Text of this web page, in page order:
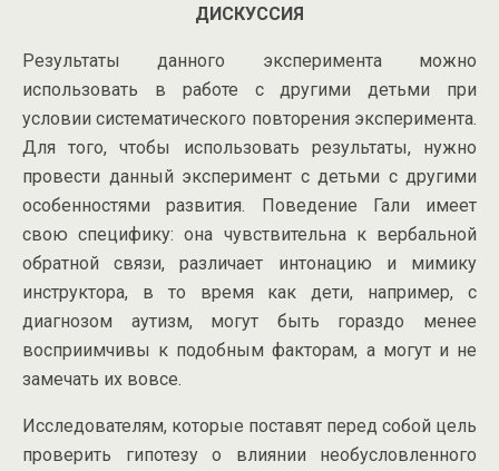
ДИСКУССИЯ
Результаты данного эксперимента можно
использовать в работе с другими детьми при
условии систематического повторения эксперимента.
Для того, чтобы использовать результаты, нужно
провести данный эксперимент с детьми с другими
особенностями развития. Поведение Гали имеет
свою специфику: она чувствительна к вербальной
обратной связи, различает интонацию и мимику
инструктора, в то время как дети, например, с
диагнозом аутизм, могут быть гораздо менее
восприимчивы к подобным факторам, а могут и не
замечать их вовсе.
Исследователям, которые поставят перед собой цель
проверить гипотезу о влиянии необусловленного